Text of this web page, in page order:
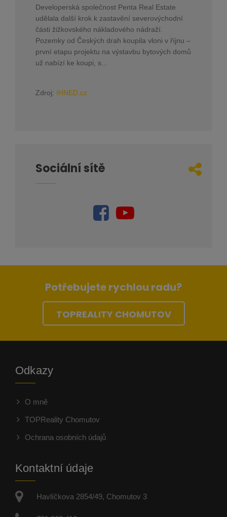
Developerská společnost Penta Real Estate
udělala další krok k zastavění severovýchodní
části žižkovského nákladového nádraží.
Pozemky od Českých drah koupila vloni v říjnu –
první etapu projektu na výstavbu bytových domů
už nabízí ke koupi, s...
Zdroj: IHNED.cz
Sociální sítě
Potřebujete rychlou radu?
TOPREALITY CHOMUTOV
Odkazy
O mně
TOPReality Chomutov
Ochrana osobních údajů
Kontaktní údaje
Havlíčkova 2854/49, Chomutov 3